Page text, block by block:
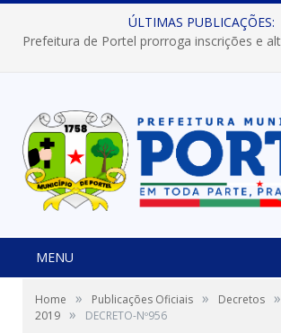
ÚLTIMAS PUBLICAÇÕES:
MENU
Home » Publicações Oficiais » Decretos »
2019 » DECRETO-Nº956